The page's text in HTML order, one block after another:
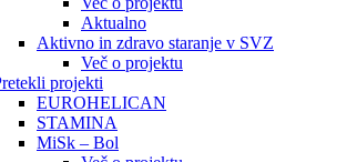
Aktualno
Aktivno in zdravo staranje v SVZ
Več o projektu
projekti
EUROHELICAN
STAMINA
MiSk – Bol